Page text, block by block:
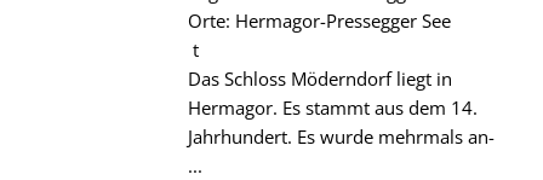
Orte: Hermagor-Pressegger See
t
Das Schloss Möderndorf liegt in
Hermagor. Es stammt aus dem 14.
Jahrhundert. Es wurde mehrmals an-
...